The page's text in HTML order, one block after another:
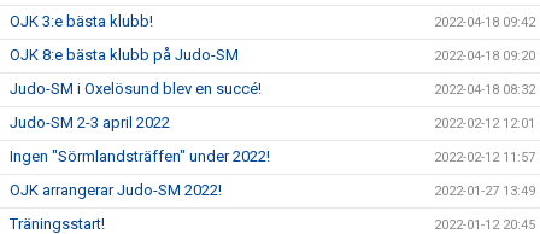
OJK 3:e bästa klubb! 2022-04-18 09:42
OJK 8:e bästa klubb på Judo-SM 2022-04-18 09:20
Judo-SM i Oxelösund blev en succé! 2022-04-18 08:32
Judo-SM 2-3 april 2022 2022-02-12 12:01
Ingen "Sörmlandsträffen" under 2022! 2022-02-12 11:57
OJK arrangerar Judo-SM 2022! 2022-01-27 13:49
Träningsstart! 2022-01-12 20:45